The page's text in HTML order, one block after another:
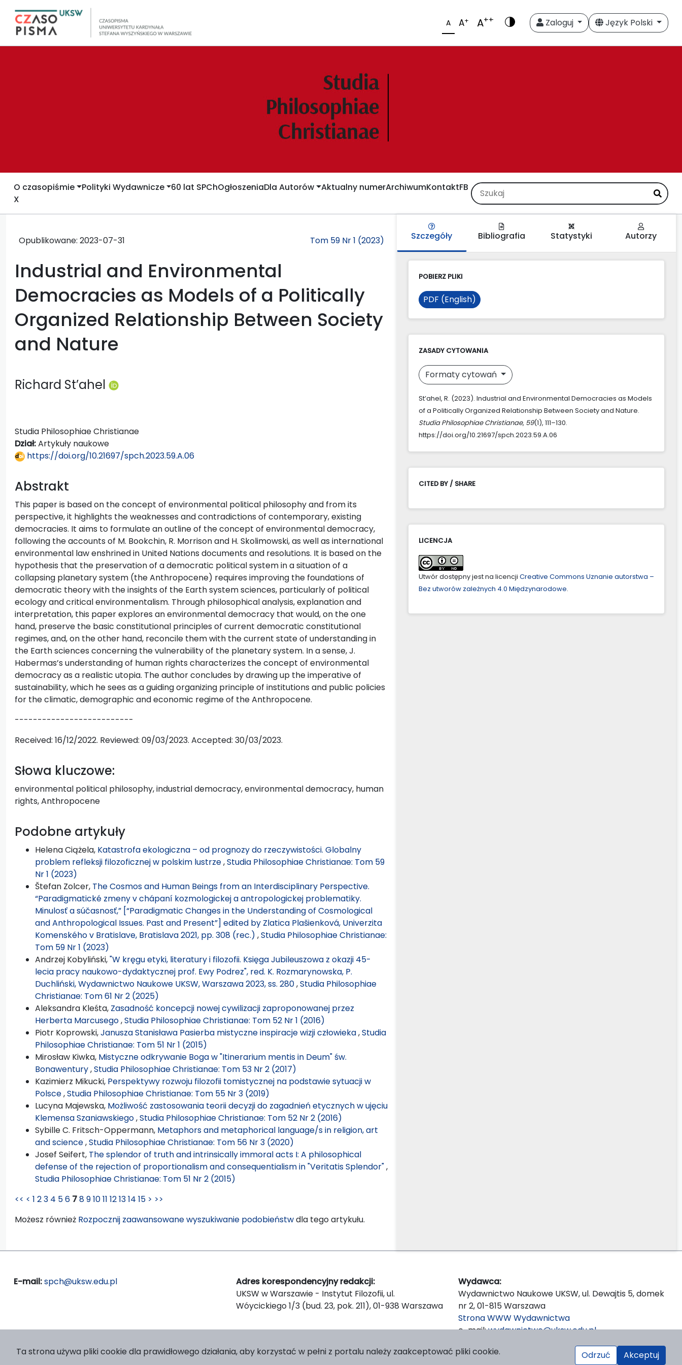
A A+ A++ Zaloguj Język Polski
O czasopiśmie Polityki Wydawnicze 60 lat SPChOgłoszeniaDla Autorów Aktualny numerArchiwumKontaktFB
X
Opublikowane: 2023-07-31 Tom 59 Nr 1 (2023)
Industrial and Environmental
Democracies as Models of a Politically
Organized Relationship Between Society
and Nature
Richard St’ahel
Studia Philosophiae Christianae
Dział:Artykuły naukowe
https://doi.org/10.21697/spch.2023.59.A.06
Abstrakt
This paper is based on the concept of environmental political philosophy and from its
perspective, it highlights the weaknesses and contradictions of contemporary, existing
democracies. It aims to formulate an outline of the concept of environmental democracy,
following the accounts of M. Bookchin, R. Morrison and H. Skolimowski, as well as international
environmental law enshrined in United Nations documents and resolutions. It is based on the
hypothesis that the preservation of a democratic political system in a situation of a
collapsing planetary system (the Anthropocene) requires improving the foundations of
democratic theory with the insights of the Earth system sciences, particularly of political
ecology and critical environmentalism. Through philosophical analysis, explanation and
interpretation, this paper explores an environmental democracy that would, on the one
hand, preserve the basic constitutional principles of current democratic constitutional
regimes, and, on the other hand, reconcile them with the current state of understanding in
the Earth sciences concerning the vulnerability of the planetary system. In a sense, J.
Habermas’s understanding of human rights characterizes the concept of environmental
democracy as a realistic utopia. The author concludes by drawing up the imperative of
sustainability, which he sees as a guiding organizing principle of institutions and public policies
for the climatic, demographic and economic regime of the Anthropocene.
--------------------------
Received: 16/12/2022. Reviewed: 09/03/2023. Accepted: 30/03/2023.
Słowa kluczowe:
environmental political philosophy, industrial democracy, environmental democracy, human
rights, Anthropocene
Podobne artykuły
Helena Ciążela, Katastrofa ekologiczna – od prognozy do rzeczywistości. Globalny
problem refleksji filozoficznej w polskim lustrze,Studia Philosophiae Christianae: Tom 59
Nr 1 (2023)
Štefan Zolcer, The Cosmos and Human Beings from an Interdisciplinary Perspective.
“Paradigmatické zmeny v chápaní kozmologickej a antropologickej problematiky.
Minulosť a súčasnosť,” [“Paradigmatic Changes in the Understanding of Cosmological
and Anthropological Issues. Past and Present”] edited by Zlatica Plašienková, Univerzita
Komenského v Bratislave, Bratislava 2021, pp. 308 (rec.) ,Studia Philosophiae Christianae:
Tom 59 Nr 1 (2023)
Andrzej Kobyliński,"W kręgu etyki, literatury i filozofii. Księga Jubileuszowa z okazji 45-
lecia pracy naukowo-dydaktycznej prof. Ewy Podrez", red. K. Rozmarynowska, P.
Duchliński, Wydawnictwo Naukowe UKSW, Warszawa 2023, ss. 280,Studia Philosophiae
Christianae: Tom 61 Nr 2 (2025)
Aleksandra Kleśta, Zasadność koncepcji nowej cywilizacji zaproponowanej przez
Herberta Marcusego,Studia Philosophiae Christianae: Tom 52 Nr 1 (2016)
Piotr Koprowski,Janusza Stanisława Pasierba mistyczne inspiracje wizji człowieka,Studia
Philosophiae Christianae: Tom 51 Nr 1 (2015)
Mirosław Kiwka, Mistyczne odkrywanie Boga w "Itinerarium mentis in Deum" św.
Bonawentury,Studia Philosophiae Christianae: Tom 53 Nr 2 (2017)
Kazimierz Mikucki, Perspektywy rozwoju filozofii tomistycznej na podstawie sytuacji w
Polsce,Studia Philosophiae Christianae: Tom 55 Nr 3 (2019)
Lucyna Majewska, Możliwość zastosowania teorii decyzji do zagadnień etycznych w ujęciu
Klemensa Szaniawskiego,Studia Philosophiae Christianae: Tom 52 Nr 2 (2016)
Sybille C. Fritsch-Oppermann, Metaphors and metaphorical language/s in religion, art
and science,Studia Philosophiae Christianae: Tom 56 Nr 3 (2020)
Josef Seifert, The splendor of truth and intrinsically immoral acts I: A philosophical
defense of the rejection of proportionalism and consequentialism in "Veritatis Splendor",
Studia Philosophiae Christianae: Tom 51 Nr 2 (2015)
<< < 1 23 4 56 7891011 121314 15 > >>
Możesz również Rozpocznij zaawansowane wyszukiwanie podobieństwdla tego artykułu.
Szczegóły Bibliografia Statystyki Autorzy
POBIERZ PLIKI
PDF (English)
ZASADY CYTOWANIA
Formaty cytowań
St’ahel, R. (2023). Industrial and Environmental Democracies as Models
of a Politically Organized Relationship Between Society and Nature.
Studia Philosophiae Christianae, 59(1), 111–130.
https://doi.org/10.21697/spch.2023.59.A.06
CITED BY / SHARE
LICENCJA
Utwór dostępny jest na licencji Creative Commons Uznanie autorstwa –
Bez utworów zależnych 4.0 Międzynarodowe.
E-mail:spch@uksw.edu.pl
Adres korespondencyjny redakcji:
UKSW w Warszawie - Instytut Filozofii, ul.
Wóycickiego 1/3 (bud. 23, pok. 211), 01-938 Warszawa
Wydawca:
Wydawnictwo Naukowe UKSW, ul. Dewajtis 5, domek
nr 2, 01-815 Warszawa
Strona WWW Wydawnictwa
e-mail:wydawnictwo@uksw.edu.pl
Ta strona używa pliki cookie dla prawidłowego działania, aby korzystać w pełni z portalu należy zaakceptować pliki cookie.
Odrzuć Akceptuj